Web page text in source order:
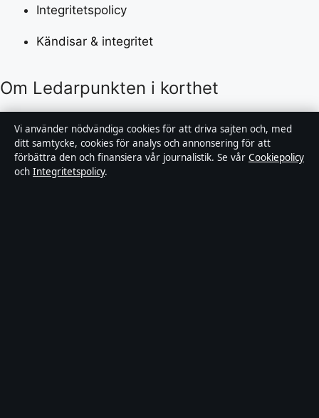
Integritetspolicy
Kändisar & integritet
Om Ledarpunkten i korthet
Ledarpunkten är en oberoende svensk digital
nyhetssajt med fokus på film, tv, kultur och
nöjesnyheter. Varje artikel har en namngiven byline,
granskas av en redaktör och faktagranskas innan
Vi använder nödvändiga cookies för att driva sajten och, med
ditt samtycke, cookies för analys och annonsering för att
förbättra den och finansiera vår journalistik. Se vår Cookiepolicy
och Integritetspolicy.